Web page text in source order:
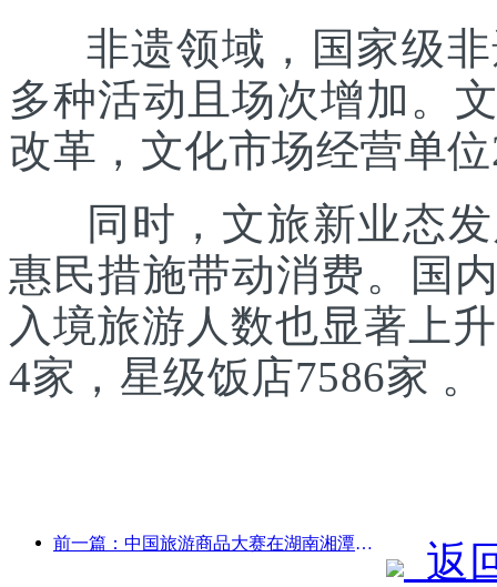
非遗领域，国家级非
多种活动且场次增加。
改革，文化市场经营单
同时，文旅新业态发
惠民措施带动消费。国
入境旅游人数也显著上
4家，星级饭店7586家 。
前一篇：中国旅游商品大赛在湖南湘潭成功举办
返